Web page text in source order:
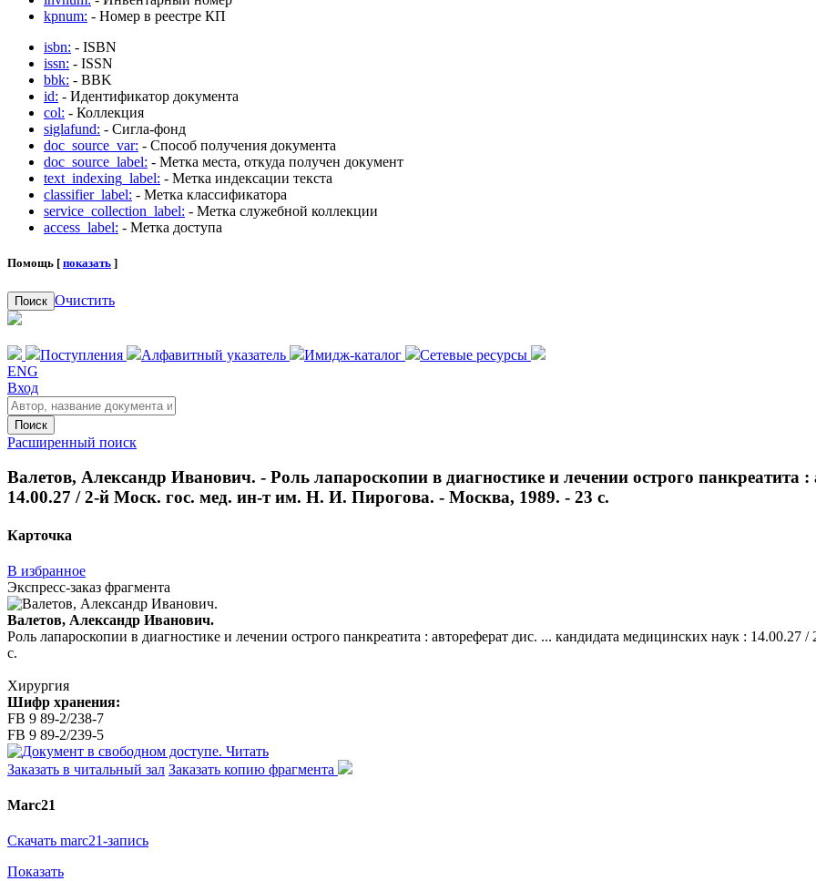
kpnum: - Номер в реестре КП
isbn: - ISBN
issn: - ISSN
bbk: - BBK
id: - Идентификатор документа
col: - Коллекция
siglafund: - Сигла-фонд
doc_source_var: - Способ получения документа
doc_source_label: - Метка места, откуда получен документ
text_indexing_label: - Метка индексации текста
classifier_label: - Метка классификатора
service_collection_label: - Метка служебной коллекции
access_label: - Метка доступа
Помощь [ показать ]
Поиск Очистить
Поступления Алфавитный указатель Имидж-каталог
Сетевые ресурсы
ENG
Вход
Поиск
Расширенный поиск
Валетов, Александр Иванович. - Роль лапароскопии в диагностике и лечении острого панкреатита
14.00.27 / 2-й Моск. гос. мед. ин-т им. Н. И. Пирогова. - Москва, 1989. - 23 с.
Карточка
В избранное
Экспресс-заказ фрагмента
Валетов, Александр Иванович.
Роль лапароскопии в диагностике и лечении острого панкреатита : автореферат дис. ... кандидата медицинских наук :
с.
Хирургия
Шифр хранения:
FB 9 89-2/238-7
FB 9 89-2/239-5
Читать
Заказать в читальный зал Заказать копию фрагмента
Marc21
Скачать marc21-запись
Показать